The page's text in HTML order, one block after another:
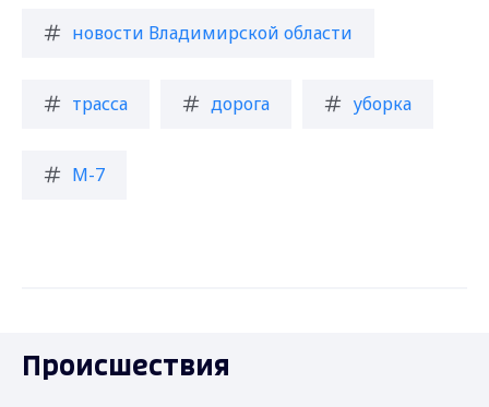
новости Владимирской области
трасса дорога уборка
М-7
Происшествия